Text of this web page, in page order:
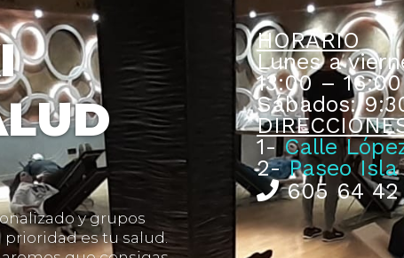
y grupos
es tu salud.
HORARIO
Lunes a
13:00 –
Sábados:
1-Calle
2-Paseo Isla
605 64 42